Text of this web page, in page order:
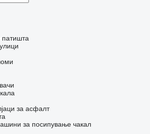
за асфалт
за посипување чакал